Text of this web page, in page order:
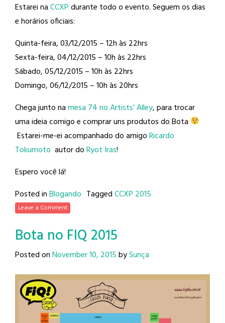
Estarei naCCXPdurante todo o evento. Seguem os dias
e horários oficiais:
Quinta-feira, 03/12/2015 – 12h às 22hrs
Sexta-feira, 04/12/2015 – 10h às 22hrs
Sábado, 05/12/2015 – 10h às 22hrs
Domingo, 06/12/2015 – 10h às 20hrs
Chega junto namesa 74 no Artists’ Alley, para trocar
uma ideia comigo e comprar uns produtos do Bota
Estarei-me-ei acompanhado do amigoRicardo
Tokumoto autor doRyot Iras!
Espero você lá!
Posted inBlogando TaggedCCXP 2015
Leave a Comment
Bota no FIQ 2015
Posted onNovember 10, 2015bySunça